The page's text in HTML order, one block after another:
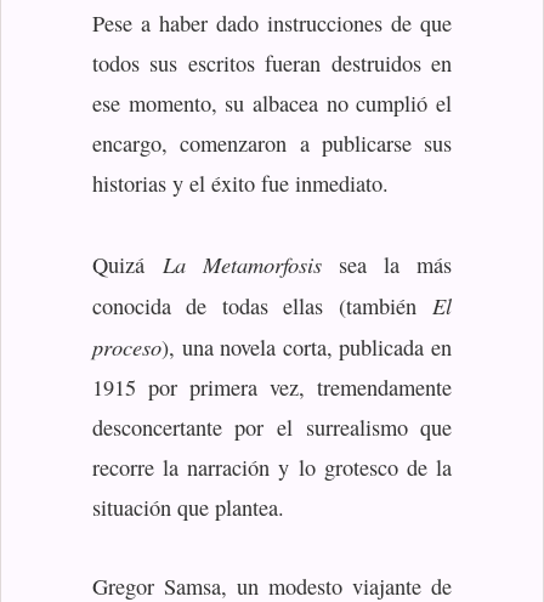
Pese a haber dado instrucciones de que
todos sus escritos fueran destruidos en
ese momento, su albacea no cumplió el
encargo, comenzaron a publicarse sus
historias y el éxito fue inmediato.
Quizá La Metamorfosissea la más
conocida de todas ellas (también El
proceso), una novela corta, publicada en
1915 por primera vez, tremendamente
desconcertante por el surrealismo que
recorre la narración y lo grotesco de la
situación que plantea.
Gregor Samsa, un modesto viajante de